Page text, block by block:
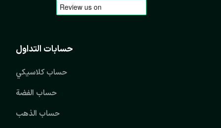
حسابات التداول
حساب كلاسيكي
حساب الفضة
حساب الذهب